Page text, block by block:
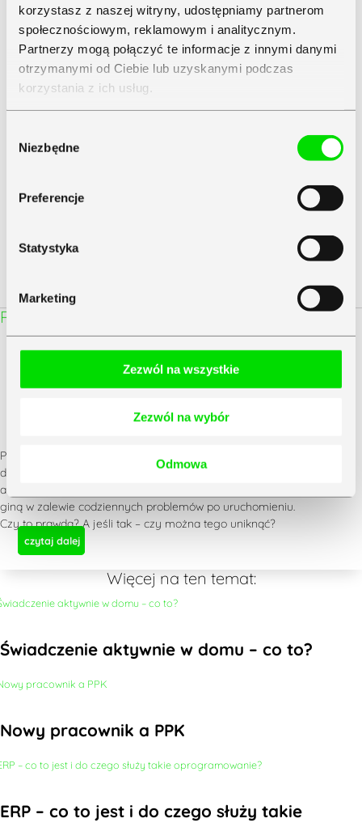
korzystasz z naszej witryny, udostępniamy partnerom
społecznościowym, reklamowym i analitycznym.
Partnerzy mogą połączyć te informacje z innymi danymi
otrzymanymi od Ciebie lub uzyskanymi podczas
korzystania z ich usług.
zgody
Niezbędne
Preferencje
Statystyka
Marketing
Zezwól na wszystkie
Zezwól na wybór
Odmowa
5 października 2020
Twój adres e-mail nie zostanie opublikowany.Wymagane
pola są oznaczone
Komentarz*
Nazwa*
Witryna internetowa
Rekomendowany kolejny artykuł:
Wdrożenie ERP – jak długo trwa, ile kosztuje, jak
się do tego przygotować? Poznaj fakty i mity!
Pewnie słyszałeś, że wdrożenie systemu ERP nie jest łatwe, że jest
drogie (a nawet: bardzo drogie), że z reguły się nie udaje,
a potencjalne i liczne korzyści pokazywane podczas prezentacji
giną w zalewie codziennych problemów po uruchomieniu.
Czy to prawda? A jeśli tak – czy można tego uniknąć?
czytaj dalej
Więcej na ten temat:
Świadczenie aktywnie w domu – co to?
Nowy pracownik a PPK
ERP – co to jest i do czego służy takie